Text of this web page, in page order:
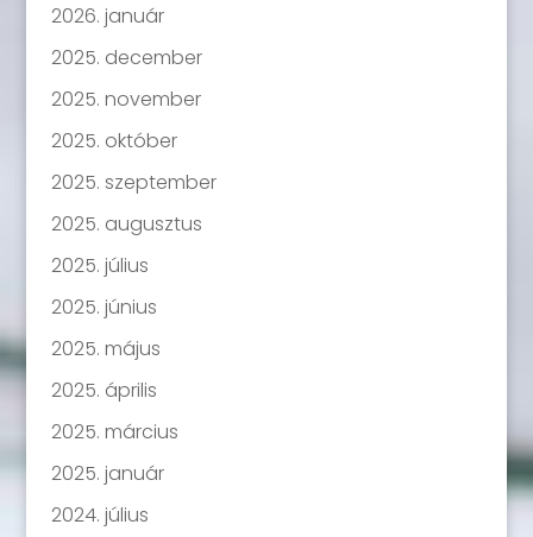
2026. január
2025. december
2025. november
2025. október
2025. szeptember
2025. augusztus
2025. július
2025. június
2025. május
2025. április
2025. március
2025. január
2024. július